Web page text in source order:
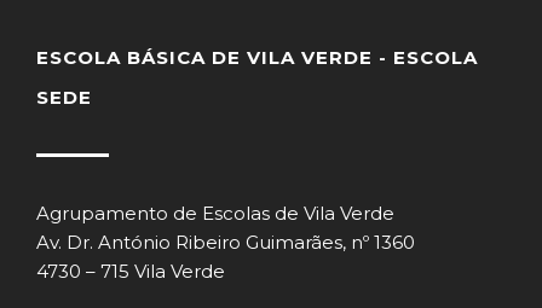
ESCOLA BÁSICA DE VILA VERDE - ESCOLA
SEDE
Agrupamento de Escolas de Vila Verde
Av. Dr. António Ribeiro Guimarães, nº 1360
4730 – 715 Vila Verde